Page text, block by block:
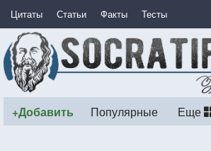
Цитаты Статьи Факты Тесты
+Добавить Популярные Еще